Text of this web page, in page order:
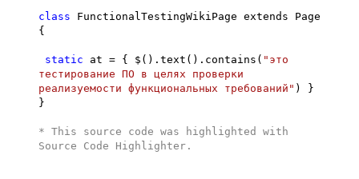
class FunctionalTestingWikiPage extends Page
{
static at = { $().text().contains( "это
тестирование ПО в целях проверки
реализуемости функциональных требований" ) }
}
* This source code was highlighted with
Source Code Highlighter .